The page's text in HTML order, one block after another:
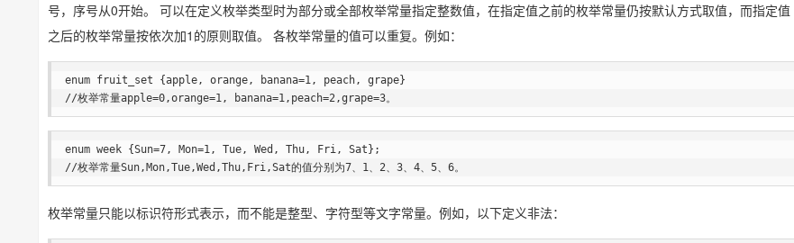
号，序号从0开始。 可以在定义枚举类型时为部分或全部枚举常量指定整数值，在指定值之前的枚举常量仍按默认方式取值，而指定值
之后的枚举常量按依次加1的原则取值。 各枚举常量的值可以重复。例如：
enum fruit_set {apple, orange, banana=1, peach, grape}
//枚举常量apple=0,orange=1, banana=1,peach=2,grape=3。
enum week {Sun=7, Mon=1, Tue, Wed, Thu, Fri, Sat};
//枚举常量Sun,Mon,Tue,Wed,Thu,Fri,Sat的值分别为7、1、2、3、4、5、6。
枚举常量只能以标识符形式表示，而不能是整型、字符型等文字常量。例如，以下定义非法：